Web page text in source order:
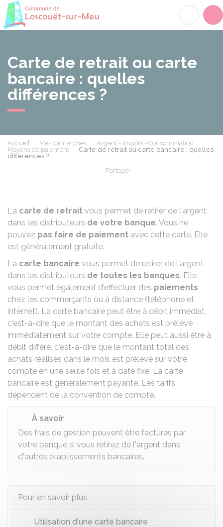
Carte de retrait ou carte
bancaire : quelles
différences ?
Accueil Mes démarches
Argent - Impôts - Consommation
Moyens de paiement
Carte de retrait ou carte bancaire : quelles
différences ?
Partager
La carte de retrait vous permet de retirer de l'argent
dans les distributeurs de votre banque. Vous ne
pouvez pas faire de paiement avec cette carte. Elle
est généralement gratuite.
La carte bancaire vous permet de retirer de l'argent
dans les distributeurs de toutes les banques. Elle
vous permet également d'effectuer des paiements
chez les commerçants ou à distance (téléphone et
internet). La carte bancaire peut être à débit immédiat,
c'est-à-dire que le montant des achats est prélevé
immédiatement sur votre compte. Elle peut aussi être à
débit différé, c'est-à-dire que le montant total des
achats réalisés dans le mois est prélevé sur votre
compte en une seule fois et à date fixe. La carte
bancaire est généralement payante. Les tarifs
dépendent de la convention de compte.
À savoir
Des frais de gestion peuvent être facturés par
votre banque si vous retirez de l'argent dans
d'autres établissements bancaires.
Pour en savoir plus
Utilisation d'une carte bancaire